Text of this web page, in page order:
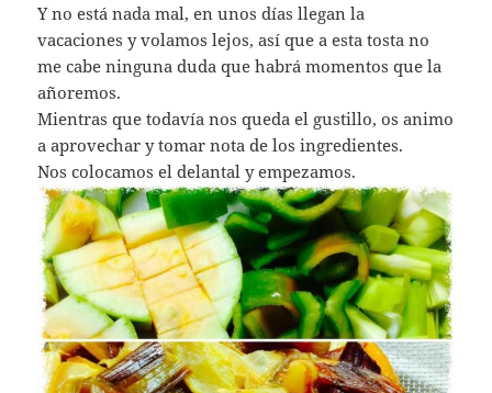
Y no está nada mal, en unos días llegan la
vacaciones y volamos lejos, así que a esta tosta no
me cabe ninguna duda que habrá momentos que la
añoremos.
Mientras que todavía nos queda el gustillo, os animo
a aprovechar y tomar nota de los ingredientes.
Nos colocamos el delantal y empezamos.